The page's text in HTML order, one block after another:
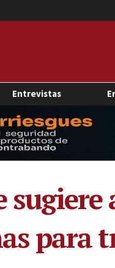
Entrevistas
para